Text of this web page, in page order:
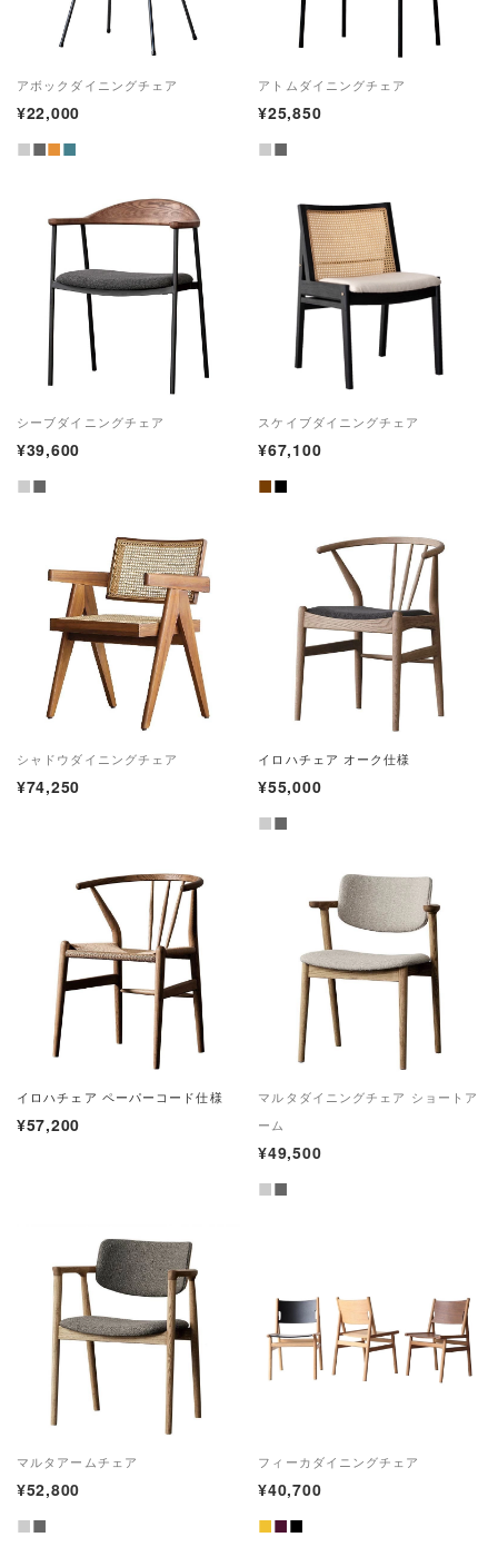
アボックダイニングチェア
¥22,000
■■■■
アトムダイニングチェア
¥25,850
■■
シーブダイニングチェア
¥39,600
■■
スケイブダイニングチェア
¥67,100
■■
シャドウダイニングチェア
¥74,250
イロハチェア オーク仕様
¥55,000
■■
イロハチェア ペーパーコード仕様
¥57,200
マルタダイニングチェア ショートア
ーム
¥49,500
■■
マルタアームチェア
¥52,800
■■
フィーカダイニングチェア
¥40,700
■■■